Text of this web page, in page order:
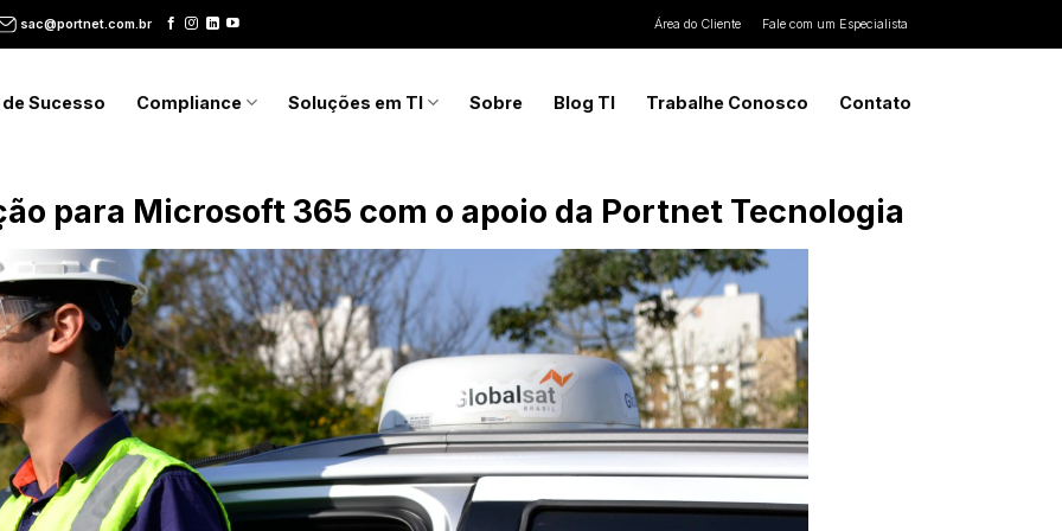
sac@portnet.com.br Área do Cliente Fale com um Especialista
Sucesso Compliance Soluções em TI Sobre Blog TI Trabalhe Conosco Contato
para Microsoft 365 com o apoio da Portnet Tecnologia